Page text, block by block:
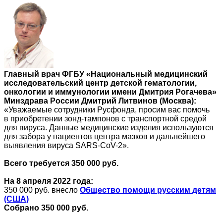
Главный врач ФГБУ «Национальный медицинский
исследовательский центр детской гематологии,
онкологии и иммунологии имени Дмитрия Рогачева»
Минздрава России Дмитрий Литвинов (Москва):
«Уважаемые сотрудники Русфонда, просим вас помочь
в приобретении зонд-тампонов с транспортной средой
для вируса. Данные медицинские изделия используются
для забора у пациентов центра мазков и дальнейшего
выявления вируса SARS‑CoV-2».
Всего требуется 350 000 руб.
На 8 апреля 2022 года:
350 000 руб. внесло Общество помощи русским детям
(США)
Собрано 350 000 руб.